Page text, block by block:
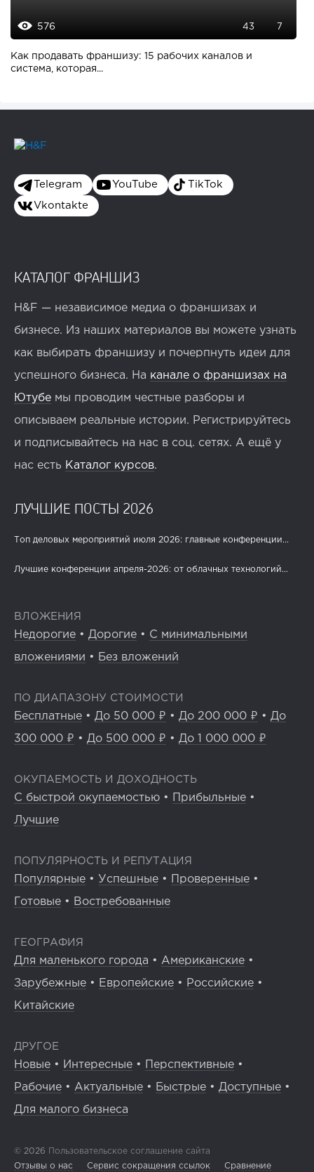
576 43 7
Как продавать франшизу: 15 рабочих каналов и
система, которая...
Telegram YouTube TikTok
Vkontakte
КАТАЛОГ ФРАНШИЗ
H&F — независимое медиа о франшизах и
бизнесе. Из наших материалов вы можете узнать
как выбирать франшизу и почерпнуть идеи для
успешного бизнеса. На канале о франшизах на
Ютубе мы проводим честные разборы и
описываем реальные истории. Регистрируйтесь
и подписывайтесь на нас в соц. сетях. А ещё у
нас есть Каталог курсов.
ЛУЧШИЕ ПОСТЫ 2026
Топ деловых мероприятий июля 2026: главные конференции...
Лучшие конференции апреля-2026: от облачных технологий...
ВЛОЖЕНИЯ
Недорогие • Дорогие • С минимальными
вложениями • Без вложений
ПО ДИАПАЗОНУ СТОИМОСТИ
Бесплатные • До 50 000 ₽ • До 200 000 ₽ • До
300 000 ₽ • До 500 000 ₽ • До 1 000 000 ₽
ОКУПАЕМОСТЬ И ДОХОДНОСТЬ
С быстрой окупаемостью • Прибыльные •
Лучшие
ПОПУЛЯРНОСТЬ И РЕПУТАЦИЯ
Популярные • Успешные • Проверенные •
Готовые • Востребованные
ГЕОГРАФИЯ
Для маленького города • Американские •
Зарубежные • Европейские • Российские •
Китайские
ДРУГОЕ
Новые • Интересные • Перспективные •
Рабочие • Актуальные • Быстрые • Доступные •
Для малого бизнеса
© 2026 Пользовательское соглашение сайта
Отзывы о нас
Сервис сокращения ссылок Сравнение